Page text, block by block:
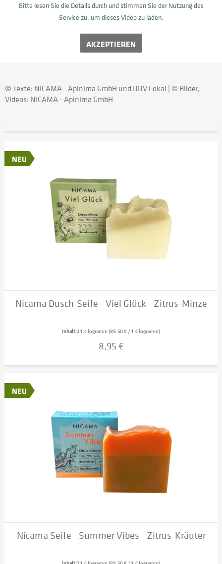
Bitte lesen Sie die Details durch und stimmen Sie der Nutzung des
Service zu, um dieses Video zu laden.
AKZEPTIEREN
© Texte: NICAMA - Apinima GmbH und DDV Lokal | © Bilder,
Videos: NICAMA - Apinima GmbH
NEU
Nicama Dusch-Seife - Viel Glück - Zitrus-Minze
Inhalt0.1 Kilogramm(89,50 € / 1 Kilogramm)
8,95 €
NEU
Nicama Seife - Summer Vibes - Zitrus-Kräuter